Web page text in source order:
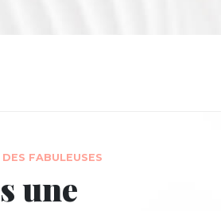
FABULEUSES
une